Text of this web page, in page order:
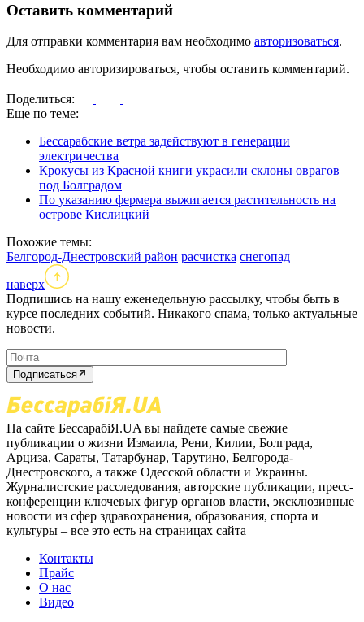
Оставить комментарий
Для отправки комментария вам необходимо авторизоваться.
Необходимо авторизироваться, чтобы оставить комментарий.
Поделиться:
Еще по теме:
Бессарабские ветра задействуют в генерации
электричества
Крокусы из Красной книги украсили склоны оврагов
под Болградом
По указанию фермера выжигается растительность на
острове Кислицкий
Похожие темы:
Белгород-Днестровский район расчистка снегопад
наверх
Подпишись на нашу еженедельную рассылку, чтобы быть в
курсе последних событий. Никакого спама, только актуальные
новости.
Подписаться
На сайте БессарабіЯ.UA вы найдете самые свежие
публикации о жизни Измаила, Рени, Килии, Болграда,
Арциза, Сараты, Татарбунар, Тарутино, Белгорода-
Днестровского, а также Одесской области и Украины.
Журналистские расследования, авторские публикации, пресс-
конференции ключевых фигур органов власти, эксклюзивные
новости из сфер здравохранения, образования, спорта и
культуры – все это есть на страницах сайта
Контакты
Прайс
О нас
Видео